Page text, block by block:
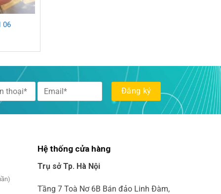
06
Hệ thống cửa hàng
Trụ sở Tp. Hà Nội
Tầng 7 Toà Nơ 6B Bán đảo Linh Đàm,